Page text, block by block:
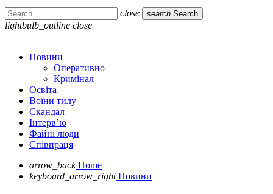
close search Search
lightbulb_outline close
Новини
Оперативно
Кримінал
Освіта
Воїни тилу
Скандал
Інтерв’ю
Файні люди
Співпраця
arrow_back Home
keyboard_arrow_right Новини